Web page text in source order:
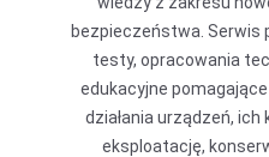
bezpieczeństwa. Serwis
testy, opracowania
edukacyjne
działania urządzeń, ich
eksploatację,